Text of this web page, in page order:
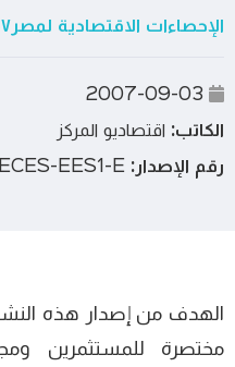
الإحصاءات الاقتصادية لمصر٢٠٠٧
الكاتب: اقتصاديو المركز
رقم الإصدار:
الهدف من إصدار هذه
مختصرة للمستثمرين